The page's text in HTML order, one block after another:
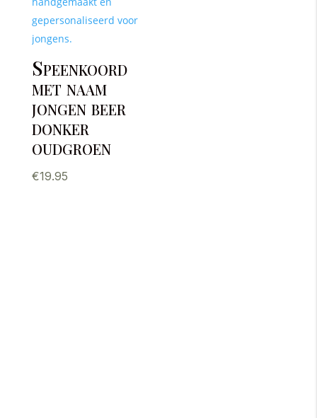
Speenkoord
met naam
jongen beer
donker
oudgroen
€19.95